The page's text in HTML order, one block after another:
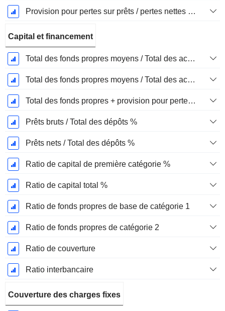
Provision pour pertes sur prêts / pertes nettes sur créances irrécouvrables %.
Capital et financement
Total des fonds propres moyens / Total des actifs moyens %
Total des fonds propres moyens / Total des actifs moyens %
Total des fonds propres + provision pour pertes sur prêts / total des prêts %.
Prêts bruts / Total des dépôts %
Prêts nets / Total des dépôts %
Ratio de capital de première catégorie %
Ratio de capital total %
Ratio de fonds propres de base de catégorie 1
Ratio de fonds propres de catégorie 2
Ratio de couverture
Ratio interbancaire
Couverture des charges fixes